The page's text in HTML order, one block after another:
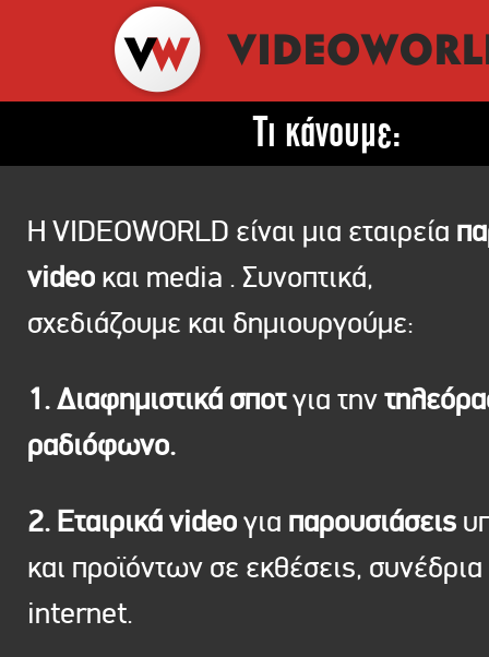
Τι κάνουμε:
Η VIDEOWORLD είναι μια εταιρεία
video και media . Συνοπτικά,
σχεδιάζουμε και δημιουργούμε:
1. Διαφημιστικά σποτγια την
ραδιόφωνο.
2. Εταιρικά videoγια παρουσιάσεις
και προϊόντων σε εκθέσεις, συνέδρια
internet.